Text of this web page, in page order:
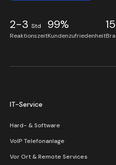
2-3 Std
Reaktionszeit
99%
Kundenzufriedenheit
IT-Service
Hard- & Software
VoIP Telefonanlage
Vor Ort & Remote Services